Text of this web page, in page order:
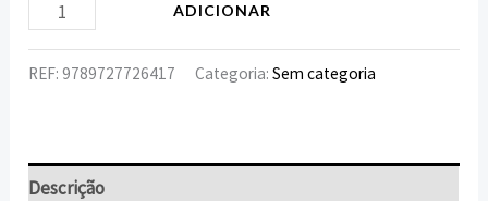
ADICIONAR
REF:9789727726417 Categoria:Sem categoria
Descrição